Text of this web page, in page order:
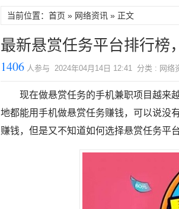
当前位置：首页 » 网络资讯 » 正文
最新悬赏任务平台排行榜
1406 人参与 2024年04月14日 12:41 分类 : 网络
现在做悬赏任务的手机兼职项目越来
地都能用手机做悬赏任务赚钱，可以说没
赚钱，但是又不知道如何选择悬赏任务平